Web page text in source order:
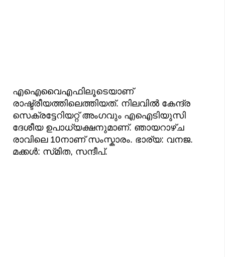
എഐവൈഎഫിലൂടെയാണ്
രാഷ്ട്രീയത്തിലെത്തിയത്. നിലവിൽ കേന്ദ്ര
സെക്രട്ടേറിയറ്റ് അംഗവും എഐടിയുസി
ദേശീയ ഉപാധ്യക്ഷനുമാണ്. ഞായറാഴ്ച
രാവിലെ 10നാണ് സംസ്കാരം. ഭാര്യ: വനജ.
മക്കൾ: സ്‌മിത, സന്ദീപ്.